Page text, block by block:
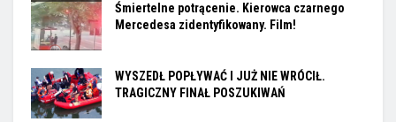
Śmiertelne potrącenie. Kierowca czarnego
Mercedesa zidentyfikowany. Film!
WYSZEDŁ POPŁYWAĆ I JUŻ NIE WRÓCIŁ.
TRAGICZNY FINAŁ POSZUKIWAŃ